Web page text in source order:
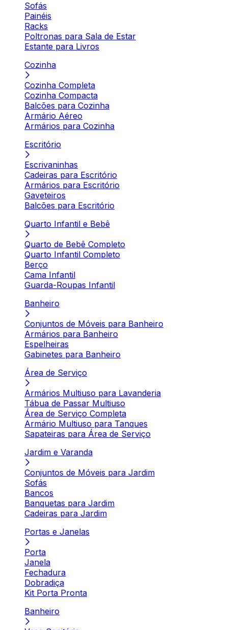
Sofás
Painéis
Racks
Poltronas para Sala de Estar
Estante para Livros
Cozinha
Cozinha Completa
Cozinha Compacta
Balcões para Cozinha
Armário Aéreo
Armários para Cozinha
Escritório
Escrivaninhas
Cadeiras para Escritório
Armários para Escritório
Gaveteiros
Balcões para Escritório
Quarto Infantil e Bebê
Quarto de Bebê Completo
Quarto Infantil Completo
Berço
Cama Infantil
Guarda-Roupas Infantil
Banheiro
Conjuntos de Móveis para Banheiro
Armários para Banheiro
Espelheiras
Gabinetes para Banheiro
Área de Serviço
Armários Multiuso para Lavanderia
Tábua de Passar Multiuso
Área de Serviço Completa
Armário Multiuso para Tanques
Sapateiras para Área de Serviço
Jardim e Varanda
Conjuntos de Móveis para Jardim
Sofás
Bancos
Banquetas para Jardim
Cadeiras para Jardim
Portas e Janelas
Porta
Janela
Fechadura
Dobradiça
Kit Porta Pronta
Banheiro